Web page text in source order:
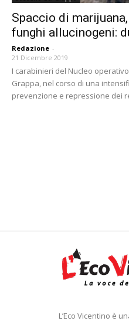
Spaccio di
funghi allucinogeni:
Redazione -
21 Dicembre 2019
I carabinieri del Nucleo
Grappa, nel corso di una
prevenzione e repressione dei
L’Eco Vicentino è